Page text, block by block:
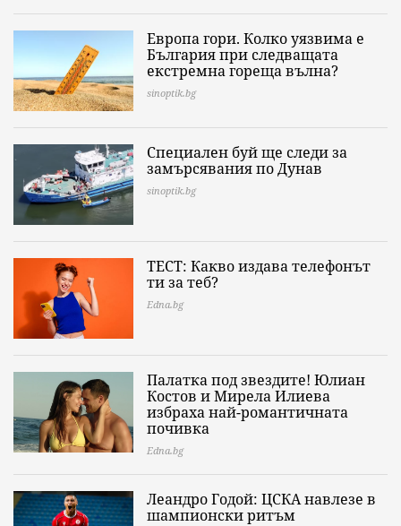
Европа гори. Колко уязвима е
България при следващата
екстремна гореща вълна?
sinoptik.bg
Специален буй ще следи за
замърсявания по Дунав
sinoptik.bg
ТЕСТ: Какво издава телефонът
ти за теб?
Edna.bg
Палатка под звездите! Юлиан
Костов и Мирела Илиева
избраха най-романтичната
почивка
Edna.bg
Леандро Годой: ЦСКА навлезе в
шампионски ритъм